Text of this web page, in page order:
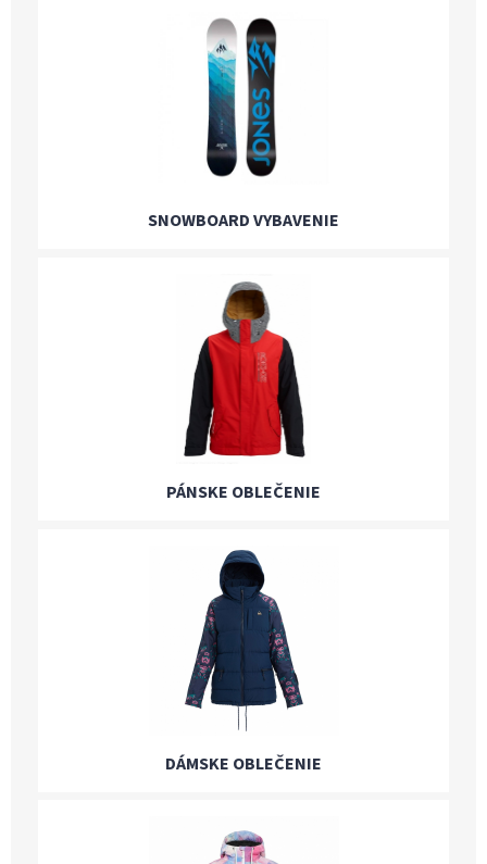
SNOWBOARD VYBAVENIE
PÁNSKE OBLEČENIE
DÁMSKE OBLEČENIE